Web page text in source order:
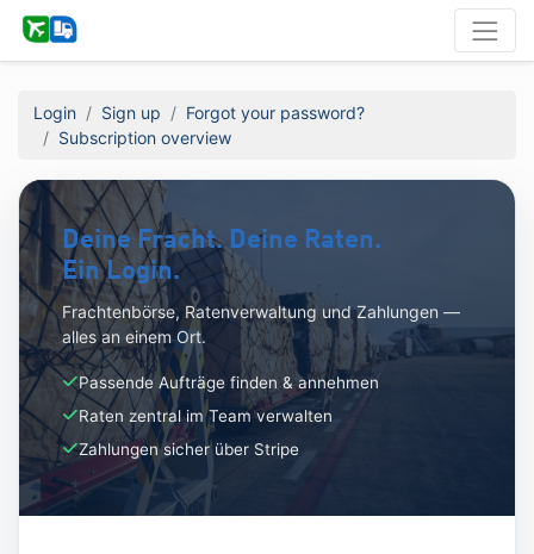
Login Sign up
Forgot your password?
Subscription overview
Deine Fracht. Deine Raten.
Ein Login.
Frachtenbörse, Ratenverwaltung und Zahlungen —
alles an einem Ort.
Passende Aufträge finden & annehmen
Raten zentral im Team verwalten
Zahlungen sicher über Stripe